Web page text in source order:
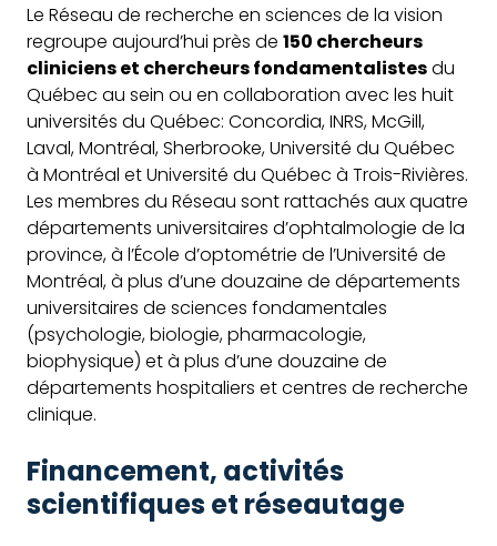
Le Réseau de recherche en sciences de la vision
regroupe aujourd’hui près de 150 chercheurs
cliniciens et chercheurs fondamentalistesdu
Québec au sein ou en collaboration avec les huit
universités du Québec: Concordia, INRS, McGill,
Laval, Montréal, Sherbrooke, Université du Québec
à Montréal et Université du Québec à Trois-Rivières.
Les membres du Réseau sont rattachés aux quatre
départements universitaires d’ophtalmologie de la
province, à l’École d’optométrie de l’Université de
Montréal, à plus d’une douzaine de départements
universitaires de sciences fondamentales
(psychologie, biologie, pharmacologie,
biophysique) et à plus d’une douzaine de
départements hospitaliers et centres de recherche
clinique.
Financement, activités
scientifiques et réseautage